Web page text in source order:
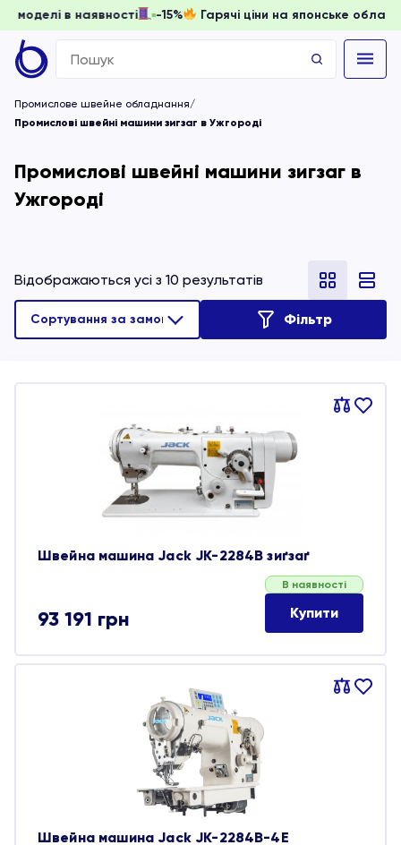
доки моделі в наявності -15% Гарячі ціни на японське
Search
for:
Промислове швейне обладнання
Промислові швейні машини зигзаг в Ужгороді
Промислові швейні машини зигзаг в
Ужгороді
Відображаються усі з 10 результатів
Фільтр
Порівняти
В
Швейна машина Jack JK-2284B зиґзаґ
93 191 грн
В наявності
Купити
Порівняти
В
Швейна машина Jack JK-2284B-4E